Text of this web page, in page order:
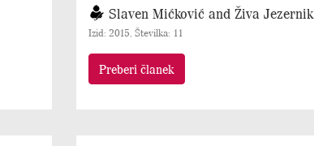
Slaven Mićković and Živa Jezernik
Izid: 2015, Številka: 11
Preberi članek